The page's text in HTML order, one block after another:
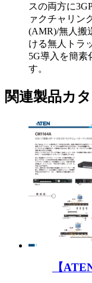
スの両方に
ァクチャリン
(AMR)/無人搬
ける無人トラ
5G導入を簡素
す。
関連製品カ
【